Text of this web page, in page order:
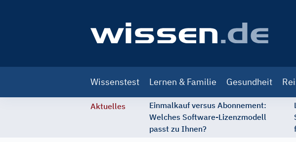
navigation
Wissenstest Lernen & Familie Gesundheit
Aktuelles
Einmalkauf versus Abonnement:
Welches Software-Lizenzmodell
passt zu Ihnen?